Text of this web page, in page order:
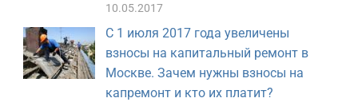
10.05.2017
С 1 июля 2017 года увеличены
взносы на капитальный ремонт в
Москве. Зачем нужны взносы на
капремонт и кто их платит?